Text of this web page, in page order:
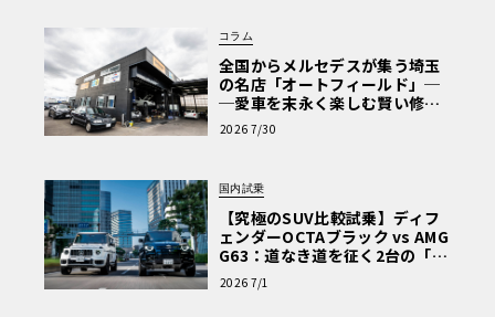
コラム
全国からメルセデスが集う埼玉
の名店「オートフィールド」─
─愛車を末永く楽しむ賢い修理
術と、プロがフックス製オイル
を選ぶ理由〈PR〉
2026 7/30
国内試乗
【究極のSUV比較試乗】ディフ
ェンダーOCTAブラック vs AMG
G63：道なき道を征く2台の「対
極的アプローチ」
2026 7/1